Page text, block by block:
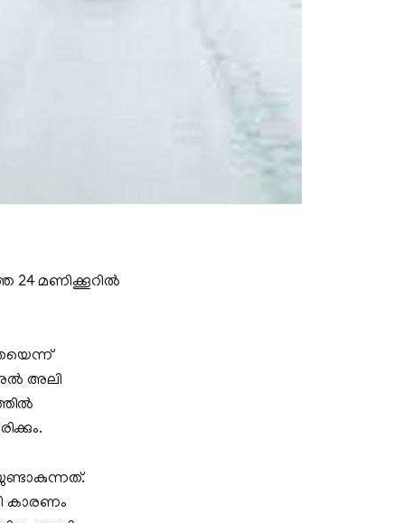
24 മണിക്കൂറിൽ
അൽ അലി
കാരണം